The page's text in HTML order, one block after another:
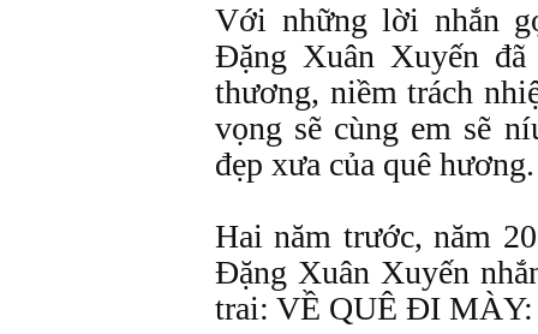
Với những lời nhắn
Đặng Xuân Xuyến
thương, niềm trách
vọng sẽ cùng em sẽ
đẹp xưa của quê hương.
Hai năm trước, năm
Đặng Xuân Xuyến
trai: VỀ QUÊ ĐI MÀY: